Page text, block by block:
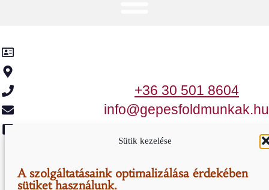
Sütik kezelése
A szolgáltatásaink optimalizálása érdekében
sütiket használunk.
+36 30 501 8604
info@gepesfoldmunkak.hu
Ⓒ 2005-2020 - Minden Jog Fenntartva